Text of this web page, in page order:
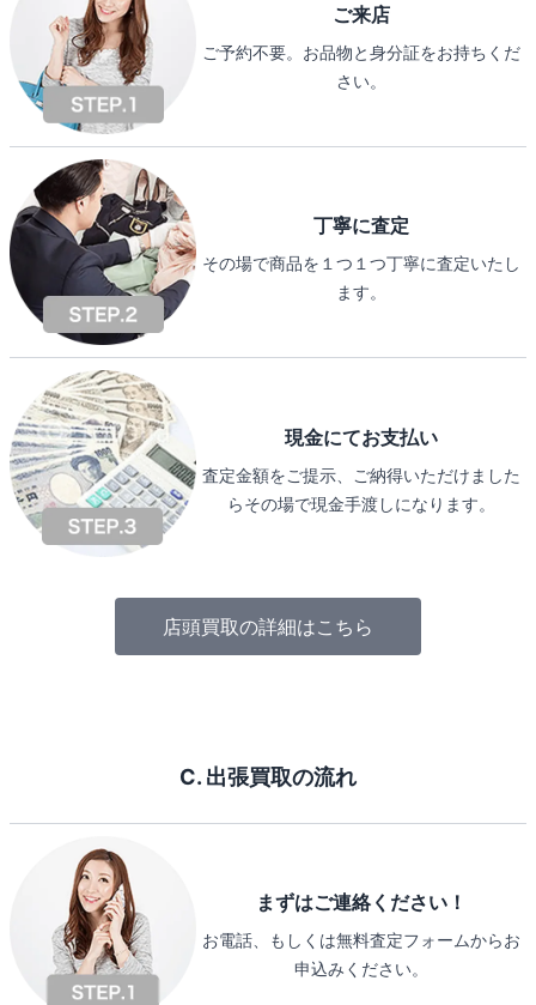
ご来店
ご予約不要。お品物と身分証をお持ちくだ
さい。
丁寧に査定
その場で商品を１つ１つ丁寧に査定いたし
ます。
現金にてお支払い
査定金額をご提示、ご納得いただけました
らその場で現金手渡しになります。
店頭買取の詳細はこちら
C. 出張買取の流れ
まずはご連絡ください！
お電話、もしくは無料査定フォームからお
申込みください。